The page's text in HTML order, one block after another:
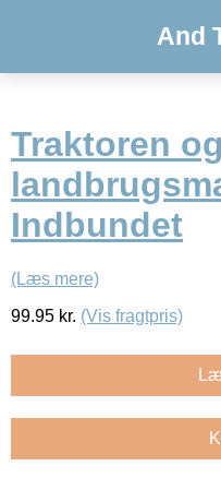
And
Traktoren
Indbundet
(Læs mere)
99.95 kr. (Vis fragtpris)